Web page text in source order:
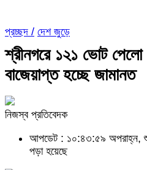
প্রচ্ছদ / দেশ জুড়ে
শ্রীনগরে ১২১ ভোট পেলো
বাজেয়াপ্ত হচ্ছে জামানত
নিজস্ব প্রতিবেদক
আপডেট : ১০:৪৩:৫৯ অপরাহ্ন,
পড়া হয়েছে